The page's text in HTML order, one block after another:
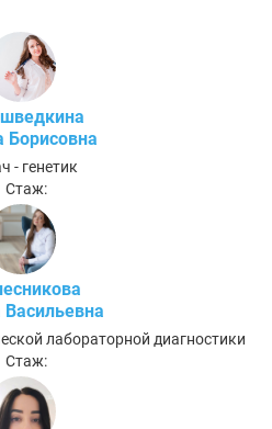
Борисовна
- генетик
Стаж:
Васильевна
лабораторной диагностики
Стаж: